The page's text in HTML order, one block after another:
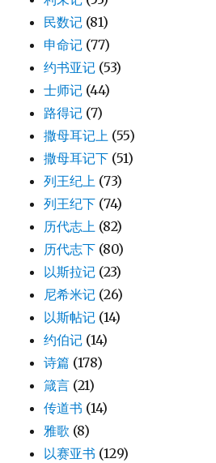
民数记 (81)
申命记 (77)
约书亚记 (53)
士师记 (44)
路得记 (7)
撒母耳记上 (55)
撒母耳记下 (51)
列王纪上 (73)
列王纪下 (74)
历代志上 (82)
历代志下 (80)
以斯拉记 (23)
尼希米记 (26)
以斯帖记 (14)
约伯记 (14)
诗篇 (178)
箴言 (21)
传道书 (14)
雅歌 (8)
以赛亚书 (129)